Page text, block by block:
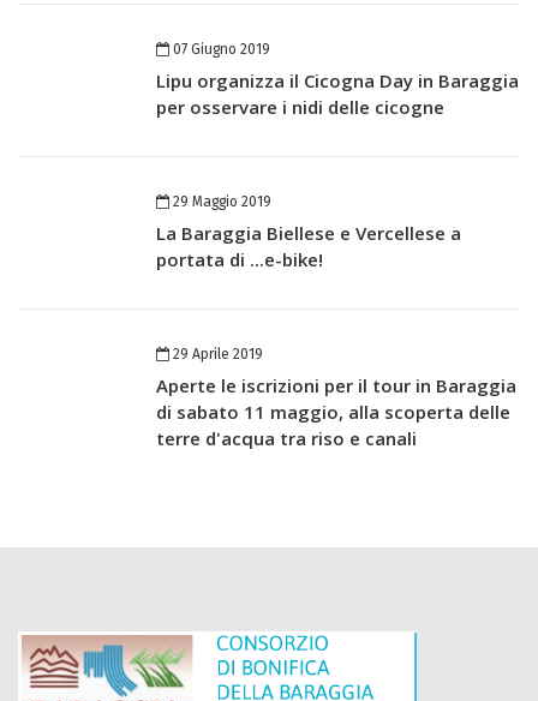
07 Giugno 2019
Lipu organizza il Cicogna Day in Baraggia
per osservare i nidi delle cicogne
29 Maggio 2019
La Baraggia Biellese e Vercellese a
portata di ...e-bike!
29 Aprile 2019
Aperte le iscrizioni per il tour in Baraggia
di sabato 11 maggio, alla scoperta delle
terre d'acqua tra riso e canali